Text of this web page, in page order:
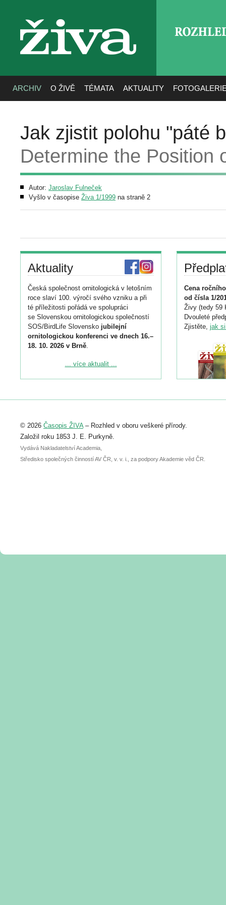
živa
ARCHIV O ŽIVĚ TÉMATA AKTUALITY
Jak zjistit polohu "páté
Determine the Position
Autor: Jaroslav Fulneček
Vyšlo v časopise Živa 1/1999 na straně 2
Aktuality
Česká společnost ornitologická v letošním
roce slaví 100. výročí svého vzniku a při
té příležitosti pořádá ve spolupráci
se Slovenskou ornitologickou společností
SOS/BirdLife Slovensko jubilejní
ornitologickou konferenci ve dnech 16.–
18. 10. 2026 v Brně.
Podrobnější informace ke konferenci
Registrovat se můžete do 6. září.
abstraktu přihlášené přednášky nebo
posteru je už 30. června.
... více aktualit ...
Cena
od čísla 1/
Živy (tedy 59
Dvouleté
Zjistěte, jak
© 2026 Časopis ŽIVA– Rozhled v oboru veškeré přírody.
Založil roku 1853 J. E. Purkyně.
Vydává Nakladatelství Academia,
Středisko společných činností AV ČR, v. v. i., za podpory Akademie věd ČR.